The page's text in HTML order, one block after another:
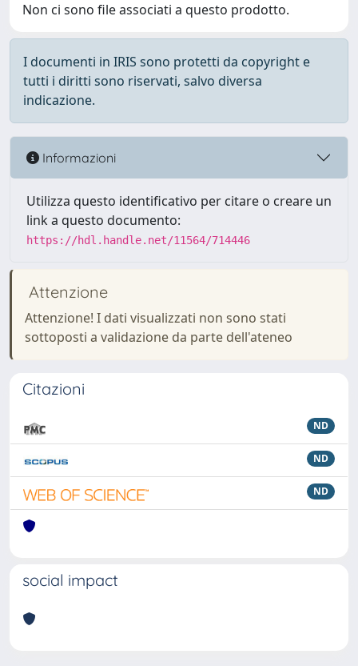
Non ci sono file associati a questo prodotto.
I documenti in IRIS sono protetti da copyright e
tutti i diritti sono riservati, salvo diversa
indicazione.
Informazioni
Utilizza questo identificativo per citare o creare un
link a questo documento:
https://hdl.handle.net/11564/714446
Attenzione
Attenzione! I dati visualizzati non sono stati
sottoposti a validazione da parte dell'ateneo
Citazioni
ND
ND
ND
social impact